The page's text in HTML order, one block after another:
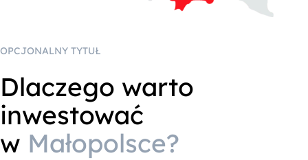
OPCJONALNY TYTUŁ
Dlaczego warto
inwestować
w Małopolsce?